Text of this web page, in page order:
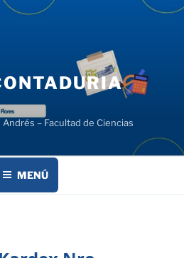
– Facultad de Ciencias
MENÚ